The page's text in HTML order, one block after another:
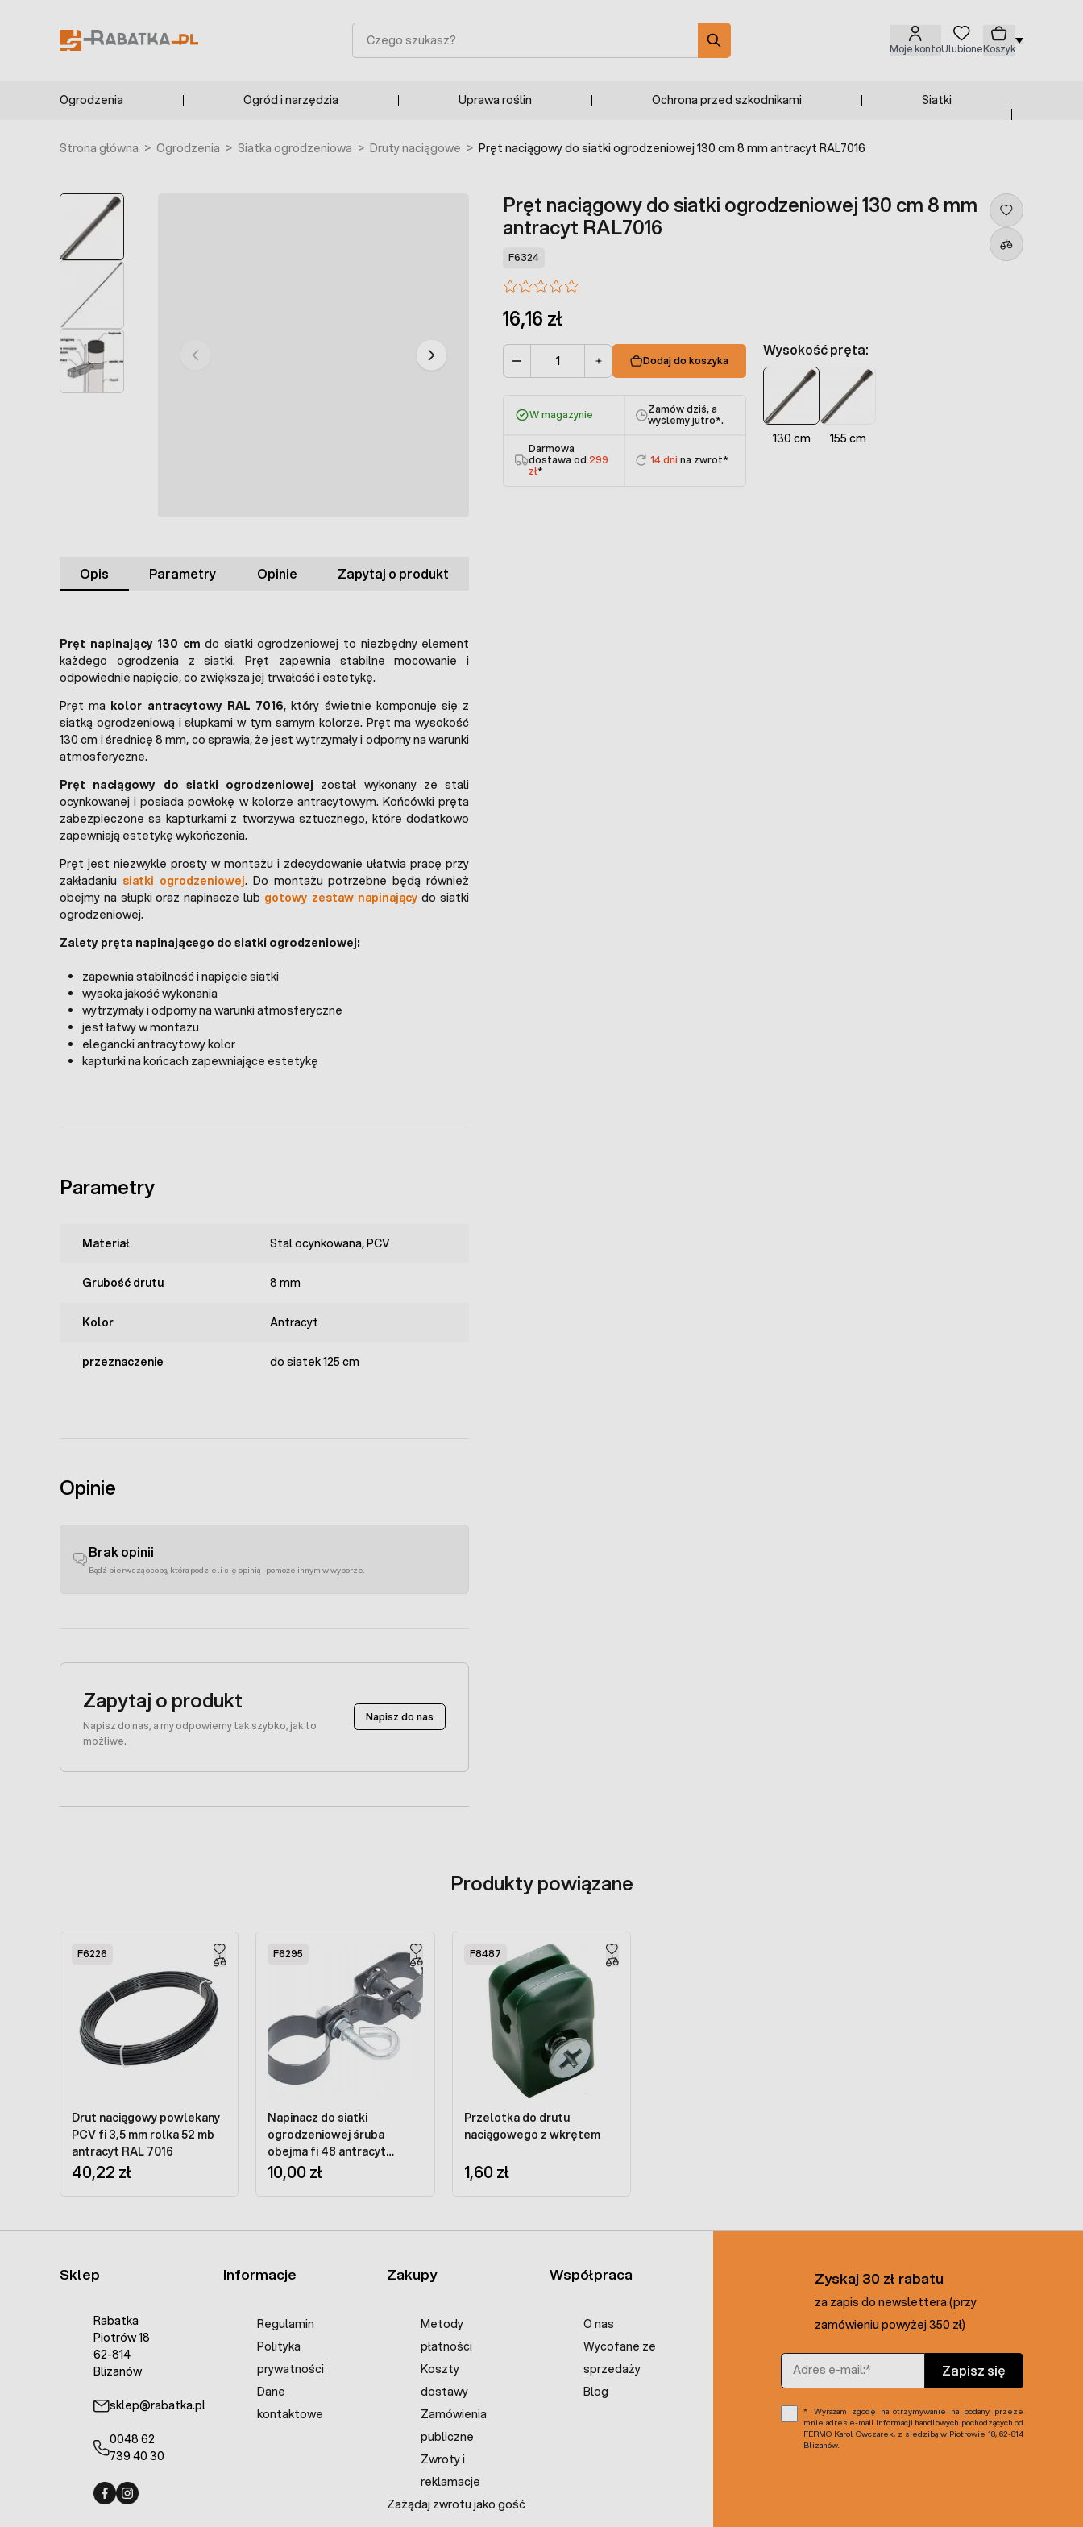
Moje kontoUlubioneKoszyk
Szukaj
Ogrodzenia Ogród i narzędzia Uprawa roślin Ochrona przed szkodnikami Siatki
Strona główna > Ogrodzenia > Siatka ogrodzeniowa > Druty naciągowe > Pręt naciągowy do siatki ogrodzeniowej 130 cm 8 mm antracyt RAL7016
Pręt naciągowy do siatki ogrodzeniowej 130 cm 8 mm
antracyt RAL7016
F6324
16,16 zł
Dodaj do koszyka
Wysokość pręta:
130 cm 155 cm
W magazynie
Zamów dziś, a
wyślemy jutro*.
Darmowa
dostawa od299
zł*
14 dni na zwrot*
Opis Parametry Opinie Zapytaj o produkt
Pręt napinający 130 cm do siatki ogrodzeniowej to niezbędny element
każdego ogrodzenia z siatki. Pręt zapewnia stabilne mocowanie i
odpowiednie napięcie, co zwiększa jej trwałość i estetykę.
Pręt ma kolor antracytowy RAL 7016, który świetnie komponuje się z
siatką ogrodzeniową i słupkami w tym samym kolorze. Pręt ma wysokość
130 cm i średnicę 8 mm, co sprawia, że jest wytrzymały i odporny na warunki
atmosferyczne.
Pręt naciągowy do siatki ogrodzeniowej został wykonany ze stali
ocynkowanej i posiada powłokę w kolorze antracytowym. Końcówki pręta
zabezpieczone sa kapturkami z tworzywa sztucznego, które dodatkowo
zapewniają estetykę wykończenia.
Pręt jest niezwykle prosty w montażu i zdecydowanie ułatwia pracę przy
zakładaniu siatki ogrodzeniowej. Do montażu potrzebne będą również
obejmy na słupki oraz napinacze lub gotowy zestaw napinający do siatki
ogrodzeniowej.
Zalety pręta napinającego do siatki ogrodzeniowej:
zapewnia stabilność i napięcie siatki
wysoka jakość wykonania
wytrzymały i odporny na warunki atmosferyczne
jest łatwy w montażu
elegancki antracytowy kolor
kapturki na końcach zapewniające estetykę
Parametry
Materiał Stal ocynkowana, PCV
Grubość drutu 8 mm
Kolor Antracyt
przeznaczenie do siatek 125 cm
Opinie
Brak opinii
Bądź pierwszą osobą, która podzieli się opinią i pomoże innym w wyborze.
Zapytaj o produkt
Napisz do nas, a my odpowiemy tak szybko, jak to
możliwe.
Napisz do nas
Produkty powiązane
F6226
Drut naciągowy powlekany
PCV fi 3,5 mm rolka 52 mb
antracyt RAL 7016
40,22 zł
F6295
Napinacz do siatki
ogrodzeniowej śruba
obejma fi 48 antracyt
RAL7016
10,00 zł
F8487
Przelotka do drutu
naciągowego z wkrętem
1,60 zł
Sklep
Rabatka
Piotrów 18
62-814
Blizanów
sklep@rabatka.pl
0048 62
739 40 30
Informacje
Regulamin
Polityka
prywatności
Dane
kontaktowe
Zakupy
Metody
płatności
Koszty
dostawy
Zamówienia
publiczne
Zwroty i
reklamacje
Zażądaj zwrotu jako gość
Współpraca
O nas
Wycofane ze
sprzedaży
Blog
Zyskaj 30 zł rabatu
za zapis do newslettera (przy
zamówieniu powyżej 350 zł)
Adres e-mail
Zapisz się
Wyrażam zgodę na otrzymywanie na podany przeze
mnie adres e-mail informacji handlowych pochodzących od
FERMO Karol Owczarek, z siedzibą w Piotrowie 18, 62-814
Blizanów.